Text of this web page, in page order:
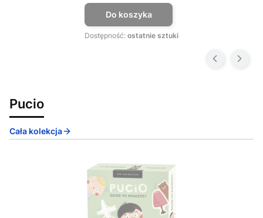
Do koszyka
Dostępność: ostatnie sztuki
Pucio
Cała kolekcja